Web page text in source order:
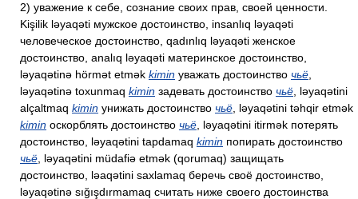
2) уважение к себе, сознание своих прав, своей ценности.
Kişilik ləyaqəti мужское достоинство, insanlıq ləyaqəti
человеческое достоинство, qadınlıq ləyaqəti женское
достоинство, analıq ləyaqəti материнское достоинство,
ləyaqətinə hörmət etmək kimin уважать достоинство чьё
ləyaqətinə toxunmaq kimin задевать достоинство чьё , ləyaqətini
alçaltmaq kimin унижать достоинство чьё , ləyaqətini təhqir etmək
kimin оскорблять достоинство чьё , ləyaqətini itirmək потерять
достоинство, ləyaqətini tapdamaq kimin попирать достоинство
чьё , ləyaqətini müdafiə etmək (qorumaq) защищать
достоинство, ləaqətini saxlamaq беречь своё достоинство,
ləyaqətinə sığışdırmamaq считать ниже своего достоинства